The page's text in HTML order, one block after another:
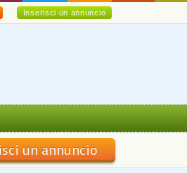
Inserisci un annuncio
un annuncio